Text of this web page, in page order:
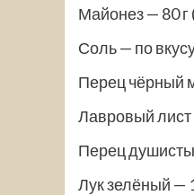
Майонез — 80 г
Соль — по
Перец чёрный
Лавровый
Перец
Лук зелёный —